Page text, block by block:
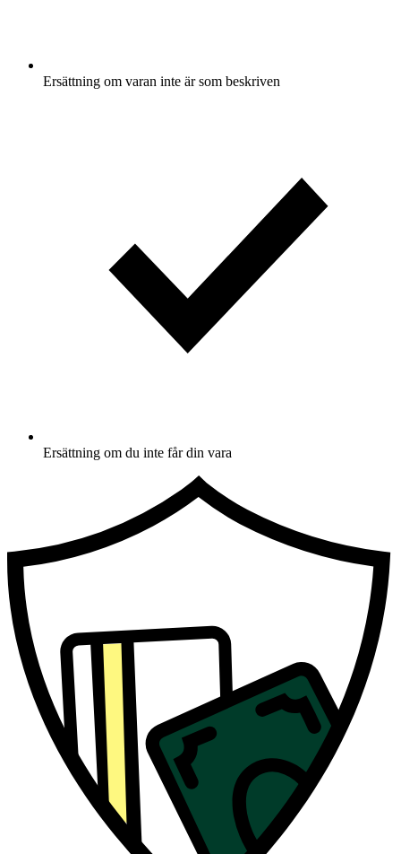
Ersättning om varan inte är som beskriven
Ersättning om du inte får din vara